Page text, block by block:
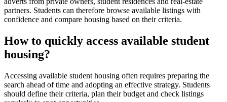
partners. Students can therefore browse available listings with
confidence and compare housing based on their criteria.
How to quickly access available student
housing?
Accessing available student housing often requires preparing the
search ahead of time and adopting an effective strategy. Students
should define their criteria, plan their budget and check listings